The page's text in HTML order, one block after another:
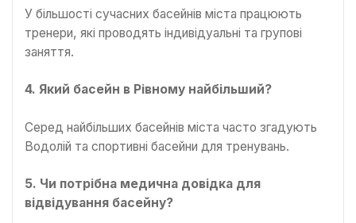
У більшості сучасних басейнів міста працюють
тренери, які проводять індивідуальні та групові
заняття.
4. Який басейн в Рівному найбільший?
Серед найбільших басейнів міста часто згадують
Водолій та спортивні басейни для тренувань.
5. Чи потрібна медична довідка для
відвідування басейну?